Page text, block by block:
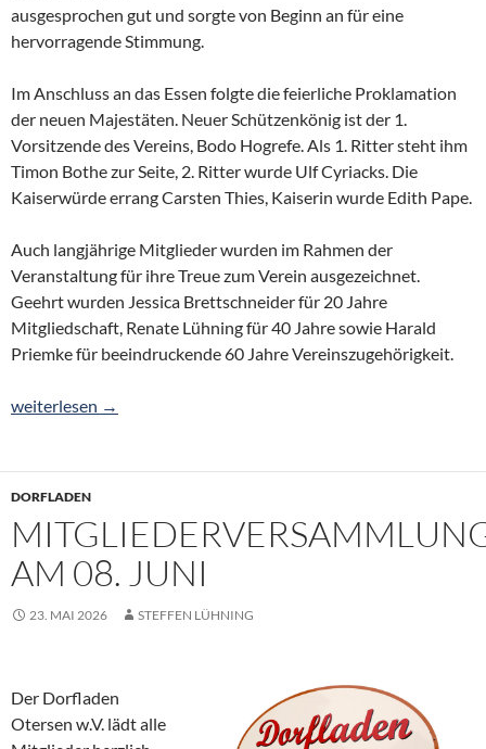
ausgesprochen gut und sorgte von Beginn an für eine
hervorragende Stimmung.
Im Anschluss an das Essen folgte die feierliche Proklamation
der neuen Majestäten. Neuer Schützenkönig ist der 1.
Vorsitzende des Vereins, Bodo Hogrefe. Als 1. Ritter steht ihm
Timon Bothe zur Seite, 2. Ritter wurde Ulf Cyriacks. Die
Kaiserwürde errang Carsten Thies, Kaiserin wurde Edith Pape.
Auch langjährige Mitglieder wurden im Rahmen der
Veranstaltung für ihre Treue zum Verein ausgezeichnet.
Geehrt wurden Jessica Brettschneider für 20 Jahre
Mitgliedschaft, Renate Lühning für 40 Jahre sowie Harald
Priemke für beeindruckende 60 Jahre Vereinszugehörigkeit.
Vorsitzender Bodo Hogrefe wird Schützenkönig in Otersen
weiterlesen →
DORFLADEN
AM 08. JUNI
23. MAI 2026 STEFFEN LÜHNING
Der Dorfladen
Otersen w.V. lädt alle